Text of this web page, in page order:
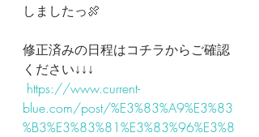
しましたっ🍖
修正済みの日程はコチラからご確認
ください↓↓↓
https://www.current-
blue.com/post/%E3%83%A9%E3%83
%B3%E3%83%81%E3%83%96%E3%8